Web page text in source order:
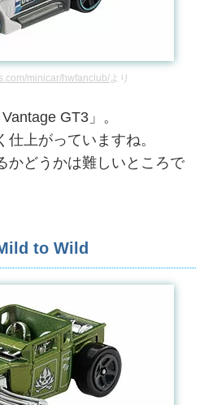
minicar/hwfanclub/ より
GT3」。
上がっていますね。
かどうかは難しいところで
to Wild